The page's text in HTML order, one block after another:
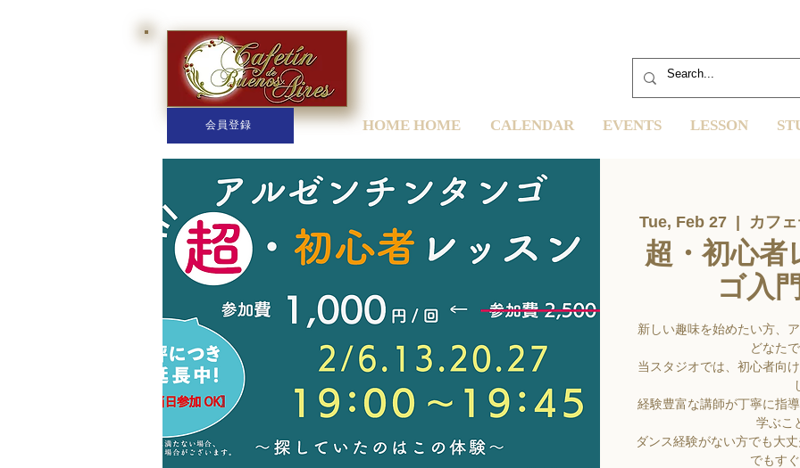
会員登録 HOME HOME CALENDAR EVENTS LESSON
Tue, Feb 27
  |
カフ
超・初心者
ゴ入
新しい趣味を始めたい方、
どなた
当スタジオでは、初心者向
経験豊富な講師が丁寧に指
学ぶこ
ダンス経験がない方でも大
でもす